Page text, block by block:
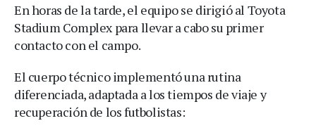
En horas de la tarde, el equipo se dirigió al Toyota
Stadium Complex para llevar a cabo su primer
contacto con el campo.
El cuerpo técnico implementó una rutina
diferenciada, adaptada a los tiempos de viaje y
recuperación de los futbolistas: